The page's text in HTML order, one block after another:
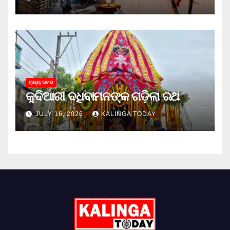
ରାଜ୍ୟ ଖବର
କୁଦିଆରୀ ଦଧିବାମନଙ୍କ ଗଡ଼ିଲା ରଥ
JULY 16, 2026 KALINGA TODAY